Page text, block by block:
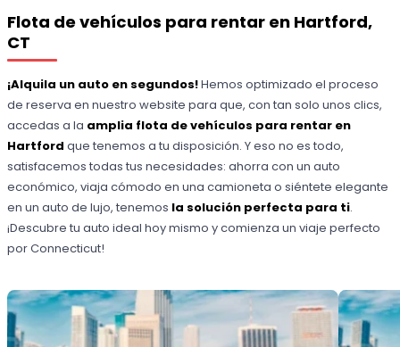
Flota de vehículos para rentar en Hartford,
CT
¡Alquila un auto en segundos!Hemos optimizado el proceso
de reserva en nuestro website para que, con tan solo unos clics,
accedas a la amplia flota de vehículos para rentar en
Hartford que tenemos a tu disposición. Y eso no es todo,
satisfacemos todas tus necesidades: ahorra con un auto
económico, viaja cómodo en una camioneta o siéntete elegante
en un auto de lujo, tenemos la solución perfecta para ti.
¡Descubre tu auto ideal hoy mismo y comienza un viaje perfecto
por Connecticut!